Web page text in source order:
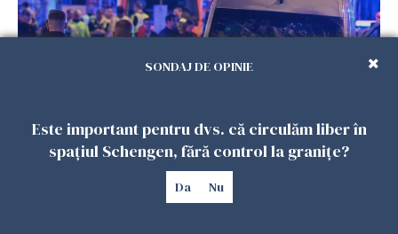
Teroare la Berlin, în timpul Gay Pride: o dubiță
a intrat în mulțime. Un mort și 15 răniți
SONDAJ DE OPINIE
Este important pentru dvs. că circulăm liber în
spațiul Schengen, fără control la granițe?
Da Nu